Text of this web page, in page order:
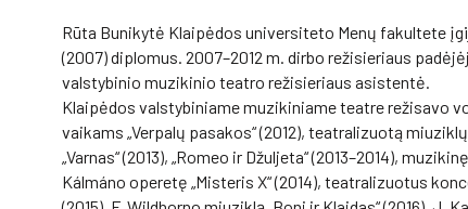
Rūta Bunikytė Klaipėdos universiteto Menų fakultete
(2007) diplomus. 2007–2012 m. dirbo režisieriaus
valstybinio muzikinio teatro režisieriaus asistentė.
Klaipėdos valstybiniame muzikiniame teatre režisavo
vaikams „Verpalų pasakos“ (2012), teatralizuotą
„Varnas“ (2013), „Romeo ir Džuljeta“ (2013–2014),
Kálmáno operetę „Misteris X“ (2014), teatralizuotus